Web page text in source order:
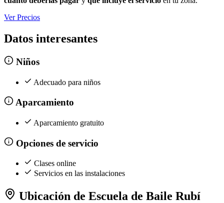
Ver Precios
Datos interesantes
Niños
Adecuado para niños
Aparcamiento
Aparcamiento gratuito
Opciones de servicio
Clases online
Servicios en las instalaciones
Ubicación de Escuela de Baile Rubí